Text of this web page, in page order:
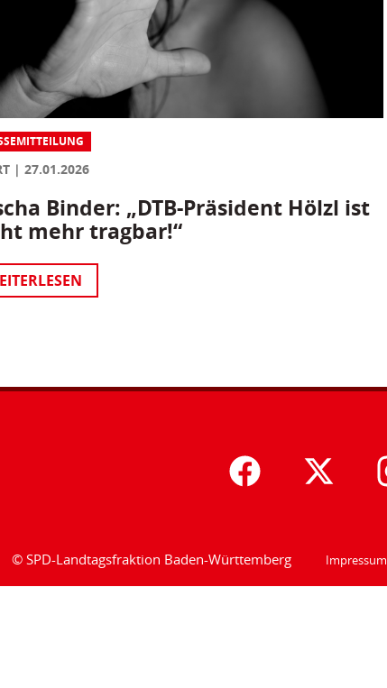
27.01.2026
Binder: „DTB-Präsident Hölzl ist
mehr tragbar!“
© SPD-Landtagsfraktion Baden-Württemberg Impressum